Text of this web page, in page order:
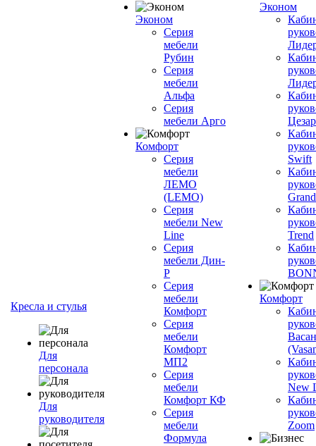
Кресла и стулья
Для
персонала
Для
руководителя
Эконом
Серия
мебели
Рубин
Серия
мебели
Альфа
Серия
мебели Арго
Комфорт
Серия
мебели
ЛЕМО
(LEMO)
Серия
мебели New
Line
Серия
мебели Дин-
Р
Серия
мебели
Комфорт
Серия
мебели
Комфорт
МП2
Серия
мебели
Комфорт КФ
Серия
мебели
Формула
Эконом
Swift
Grand
Trend
Комфорт
New
Zoom